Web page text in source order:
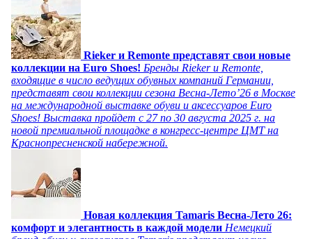
Rieker и Remonte представят свои новые
коллекции на Euro Shoes! Бренды Rieker и Remonte,
входящие в число ведущих обувных компаний Германии,
представят свои коллекции сезона Весна-Лето’26 в Москве
на международной выставке обуви и аксессуаров Euro
Shoes! Выставка пройдет c 27 по 30 августа 2025 г. на
новой премиальной площадке в конгресс-центре ЦМТ на
Краснопресненской набережной.
Новая коллекция Tamaris Весна-Лето 26:
комфорт и элегантность в каждой модели Немецкий